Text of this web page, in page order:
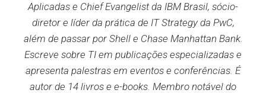
Aplicadas e Chief Evangelist da IBM Brasil, sócio-
diretor e líder da prática de IT Strategy da PwC,
além de passar por Shell e Chase Manhattan Bank.
Escreve sobre TI em publicações especializadas e
apresenta palestras em eventos e conferências. É
autor de 14 livros e e-books. Membro notável do